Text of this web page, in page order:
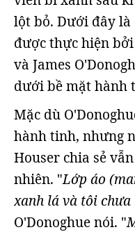
lột bỏ. Dưới đây
được thực hiện
và James
dưới bề mặt hành
Mặc dù
hành tinh, nhưng
Houser chia sẻ
nhiên. "Lớp áo
xanh lá và tôi
O'Donoghue nói. "